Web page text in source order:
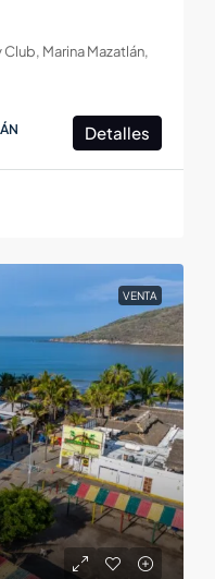
Marina Mazatlán,
Detalles
VENTA